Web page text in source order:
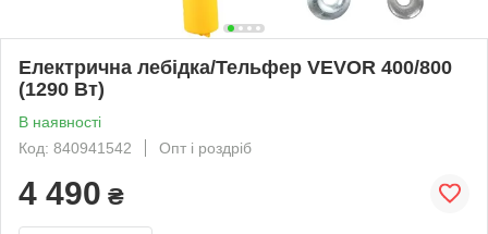
Електрична лебідка/Тельфер VEVOR 400/800
(1290 Вт)
В наявності
Код: 840941542
Опт і роздріб
4 490 ₴